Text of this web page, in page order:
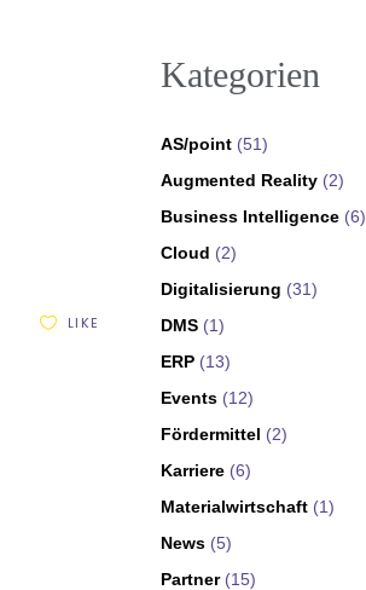
LIKE
Kategorien
AS/point(51)
Augmented Reality(2)
Business Intelligence(6)
Cloud (2)
Digitalisierung (31)
DMS(1)
ERP(13)
Events(12)
Fördermittel (2)
Karriere(6)
Materialwirtschaft(1)
News(5)
Partner(15)